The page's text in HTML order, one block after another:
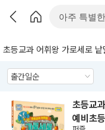
초등교과 어휘왕 가로세로 낱
초등교
예비초